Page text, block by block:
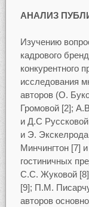
АНАЛИЗ
Изучению
кадрового
конкурентного
исследования
авторов (О.
Громовой [2];
и Д.С
и Э.
Минчингтон [7]
гостиничных
С.С. Жуковой
[9]; П.М.
авторов